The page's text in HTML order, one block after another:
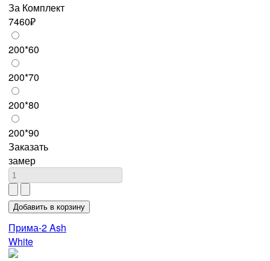
За Комплект
7460₽
200*60
200*70
200*80
200*90
Заказать
замер
Прима-2 Ash
White